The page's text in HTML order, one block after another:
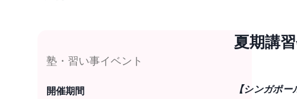
塾・習い事イベント
開催期間
夏期講
【シンガポ